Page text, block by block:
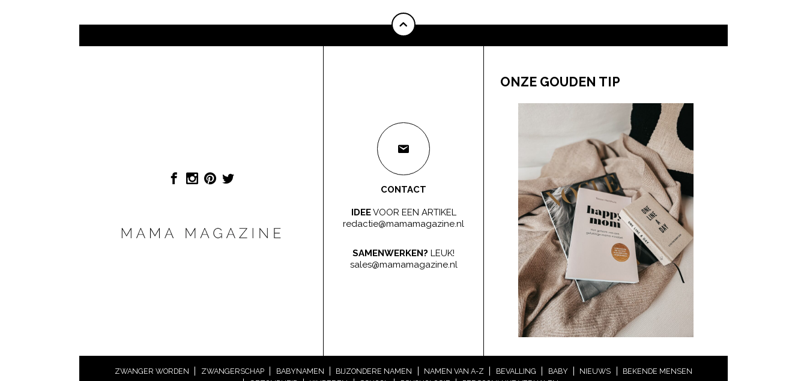
CONTACT
IDEEVOOR EEN ARTIKEL
redactie@mamamagazine.nl
SAMENWERKEN? LEUK!
sales@mamamagazine.nl
ONZE GOUDEN TIP
ZWANGER WORDEN ZWANGERSCHAP BABYNAMEN BIJZONDERE NAMEN NAMEN VAN A-Z BEVALLING BABY NIEUWS
BEKENDE MENSEN